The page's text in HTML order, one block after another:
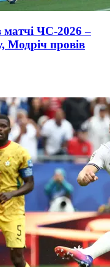
матчі ЧС-2026 –
Модріч провів